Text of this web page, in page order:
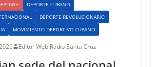
DEPORTE CUBANO
DEPORTE REVOLUCIONARIO
MOVIMIENTO DEPORTIVO CUBANO
Editor Web Radio Santa Cruz